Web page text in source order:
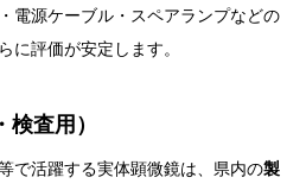
電源ケーブル・スペアランプなどの
に評価が安定します。
査用）
で活躍する実体顕微鏡は、県内の製